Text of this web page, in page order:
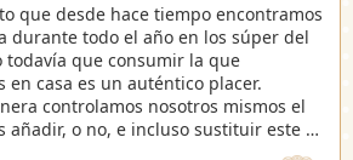
que desde hace tiempo encontramos
durante todo el año en los súper del
todavía que consumir la que
en casa es un auténtico placer.
controlamos nosotros mismos el
añadir, o no, e incluso sustituir este …